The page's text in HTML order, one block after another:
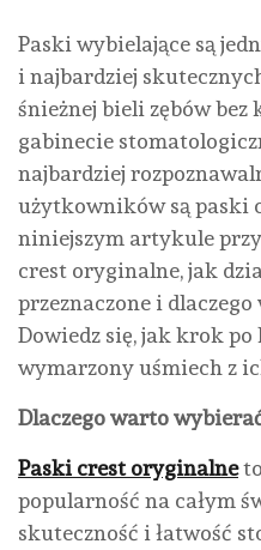
Paski wybielające są
i najbardziej
śnieżnej bieli zębów
gabinecie
najbardziej
użytkowników są paski
niniejszym artykule
crest oryginalne, jak
przeznaczone i
Dowiedz się, jak krok
wymarzony uśmiech z
Dlaczego warto
Paski crest oryginalne
popularność na całym
skuteczność i łatwość